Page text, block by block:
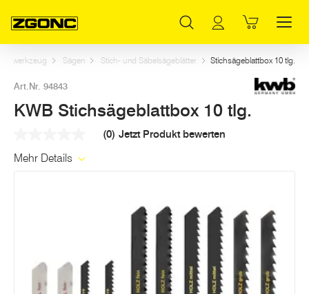
Sägen Stich- und Säbelsägeblätter Stichsägeblattbox 10 tlg.
Art.Nr. 94843
KWB Stichsägeblattbox 10 tlg.
Link
(0) Jetzt Produkt bewerten
Mehr Details